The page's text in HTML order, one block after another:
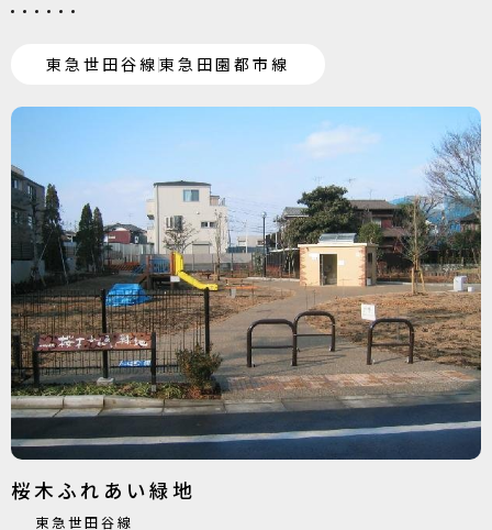
東急世田谷線 東急田園都市線
桜木ふれあい緑地
東急世田谷線